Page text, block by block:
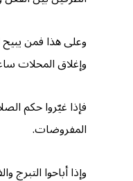
وعلى هذا فمن يبيح
وإغلاق المحلات
فإذا غيّروا حكم
المفروضات.
وإذا أباحوا